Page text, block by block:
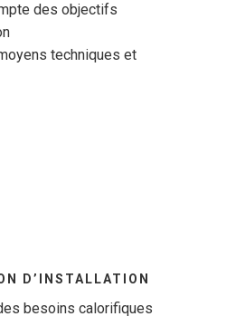
des objectifs
techniques et
D’INSTALLATION
besoins calorifiques